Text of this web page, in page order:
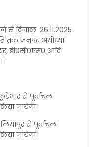
से दिनांकः 26.11.2025
तक जनपद अयोध्या
डी0सी0एम0 आदि
से पूर्वांचल
जायेगा।
से पूर्वांचल
जायेगा।